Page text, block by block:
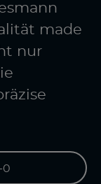
made
nur
0